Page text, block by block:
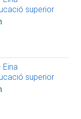
superior
Eina
superior